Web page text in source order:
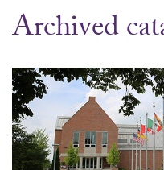
Archived